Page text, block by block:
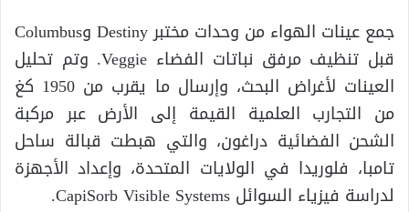
جمع عينات الهواء من وحدات مختبر Destiny وColumbus
قبل تنظيف مرفق نباتات الفضاء Veggie. وتم تحليل
العينات لأغراض البحث، وإرسال ما يقرب من 1950 كغ
من التجارب العلمية القيمة إلى الأرض عبر مركبة
الشحن الفضائية دراغون، والتي هبطت قبالة ساحل
تامبا، فلوريدا في الولايات المتحدة، وإعداد الأجهزة
لدراسة فيزياء السوائل CapiSorb Visible Systems.